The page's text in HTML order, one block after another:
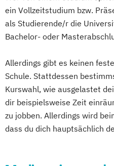
ein Vollzeitstudium bzw.
als Studierende/r die
Bachelor- oder
Allerdings gibt es keinen
Schule. Stattdessen
Kurswahl, wie ausgelastet
dir beispielsweise Zeit
zu jobben. Allerdings wird
dass du dich hauptsächlich